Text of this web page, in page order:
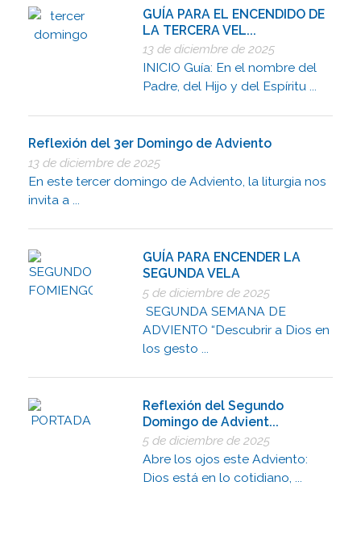
GUÍA PARA EL ENCENDIDO DE
LA TERCERA VEL...
13 de diciembre de 2025
INICIO Guía: En el nombre del
Padre, del Hijo y del Espíritu ...
Reflexión del 3er Domingo de Adviento
13 de diciembre de 2025
En este tercer domingo de Adviento, la liturgia nos
invita a ...
GUÍA PARA ENCENDER LA
SEGUNDA VELA
5 de diciembre de 2025
SEGUNDA SEMANA DE
ADVIENTO “Descubrir a Dios en
los gesto ...
Reflexión del Segundo
Domingo de Advient...
5 de diciembre de 2025
Abre los ojos este Adviento:
Dios está en lo cotidiano, ...